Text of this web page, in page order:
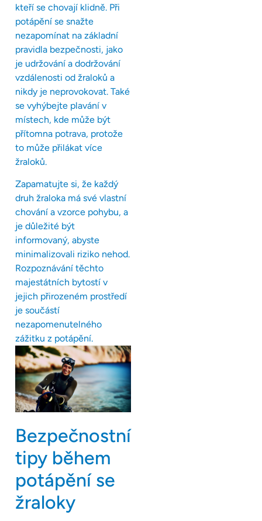
kteří se chovají klidně. Při
potápění se snažte
nezapomínat na základní
pravidla bezpečnosti, jako
je udržování a dodržování
vzdálenosti od žraloků a
nikdy je neprovokovat. Také
se vyhýbejte plavání v
místech, kde může být
přítomna potrava, protože
to může přilákat více
žraloků.
Zapamatujte si, že každý
druh žraloka má své vlastní
chování a vzorce pohybu, a
je důležité být
informovaný, abyste
minimalizovali riziko nehod.
Rozpoznávání těchto
majestátních bytostí v
jejich přirozeném prostředí
je součástí
nezapomenutelného
zážitku z potápění.
Bezpečnostní
tipy během
potápění se
žraloky